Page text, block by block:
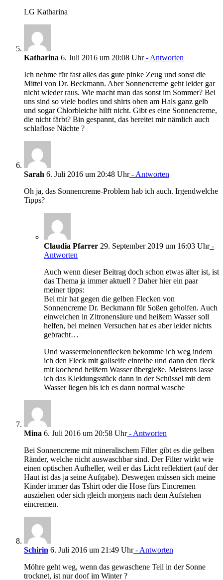
LG Katharina
Katharina 6. Juli 2016 um 20:08 Uhr- Antworten
Ich nehme für fast alles das gute pinke Zeug und sonst die
Mittel von Dr. Beckmann. Aber Sonnencreme geht leider gar
nicht wieder raus. Wie macht man das sonst im Sommer? Bei
uns sind so viele bodies und shirts oben am Hals ganz gelb
und sogar Chlorbleiche hilft nicht. Gibt es eine Sonnencreme,
die nicht färbt? Bin gespannt, das bereitet mir nämlich auch
schlaflose Nächte ?
Sarah 6. Juli 2016 um 20:48 Uhr- Antworten
Oh ja, das Sonnencreme-Problem hab ich auch. Irgendwelche
Tipps?
Claudia Pfarrer 29. September 2019 um 16:03 Uhr-
Antworten
Auch wenn dieser Beitrag doch schon etwas älter ist, ist
das Thema ja immer aktuell ? Daher hier ein paar
meiner tipps:
Bei mir hat gegen die gelben Flecken von
Sonnencreme Dr. Beckmann für Soßen geholfen. Auch
einweichen in Zitronensäure und heißem Wasser soll
helfen, bei meinen Versuchen hat es aber leider nichts
gebracht…
Und wassermelonenflecken bekomme ich weg indem
ich den Fleck mit gallseife einreibe und dann den fleck
mit kochend heißem Wasser übergieße. Meistens lasse
ich das Kleidungsstück dann in der Schüssel mit dem
Wasser liegen bis ich es dann normal wasche
Mina 6. Juli 2016 um 20:58 Uhr- Antworten
Bei Sonnencreme mit mineralischem Filter gibt es die gelben
Ränder, welche nicht auswaschbar sind. Der Filter wirkt wie
einen optischen Aufheller, weil er das Licht reflektiert (auf der
Haut ist das ja seine Aufgabe). Deswegen müssen sich meine
Kinder immer das Tshirt oder die Hose fürs Eincremen
ausziehen oder sich gleich morgens nach dem Aufstehen
eincremen.
Schirin 6. Juli 2016 um 21:49 Uhr- Antworten
Möhre geht weg, wenn das gewaschene Teil in der Sonne
trocknet, ist nur doof im Winter ?